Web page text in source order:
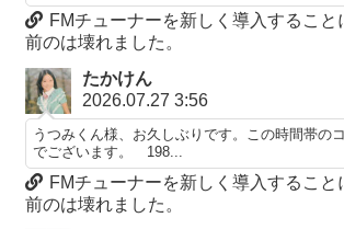
FMチューナーを新しく導入すること
前のは壊れました。
たかけん
2026.07.27 3:56
うつみくん様、お久しぶりです。この時間帯の
でございます。 198...
FMチューナーを新しく導入すること
前のは壊れました。